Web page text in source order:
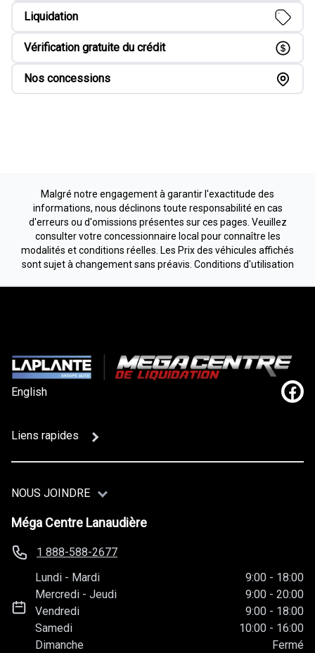
Liquidation
Vérification gratuite du crédit
Nos concessions
Malgré notre engagement à garantir l'exactitude des
informations, nous déclinons toute responsabilité en cas
d'erreurs ou d'omissions présentes sur ces pages. Veuillez
consulter votre concessionnaire local pour connaître les
modalités et conditions réelles. Les Prix des véhicules affichés
sont sujet à changement sans préavis. Conditions d'utilisation
English
Liens rapides
NOUS JOINDRE
Méga Centre Lanaudière
1 888-588-2677
Lundi - Mardi 9:00 - 18:00
Mercredi -Jeudi 9:00 - 20:00
Vendredi
9:00 - 18:00
Samedi
10:00 - 16:00
Dimanche
Fermé